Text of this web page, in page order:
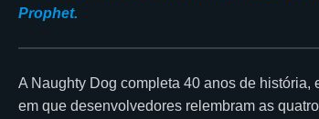
Prophet.
A Naughty Dog completa 40 anos de
em que desenvolvedores relembram as